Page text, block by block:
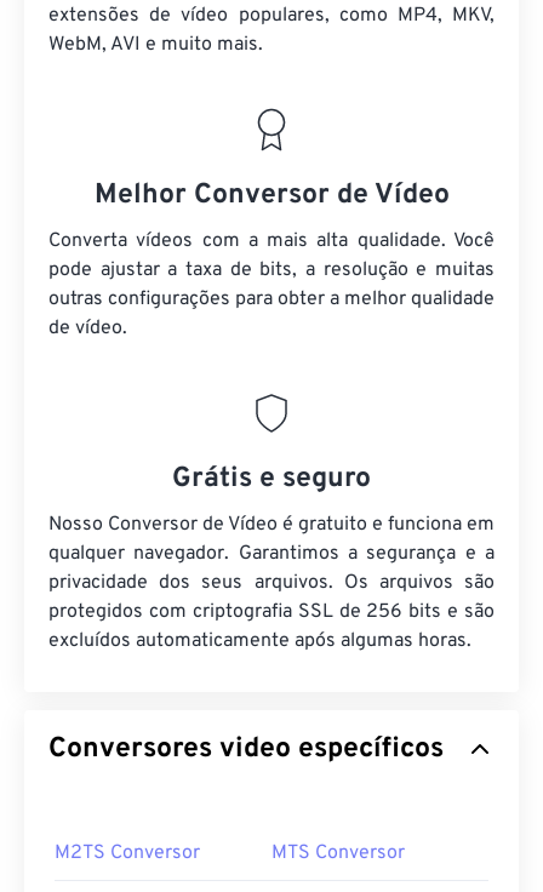
extensões de vídeo populares, como MP4, MKV,
WebM, AVI e muito mais.
Melhor Conversor de Vídeo
Converta vídeos com a mais alta qualidade. Você
pode ajustar a taxa de bits, a resolução e muitas
outras configurações para obter a melhor qualidade
de vídeo.
Grátis e seguro
Nosso Conversor de Vídeo é gratuito e funciona em
qualquer navegador. Garantimos a segurança e a
privacidade dos seus arquivos. Os arquivos são
protegidos com criptografia SSL de 256 bits e são
excluídos automaticamente após algumas horas.
Conversores video específicos
M2TS Conversor MTS Conversor